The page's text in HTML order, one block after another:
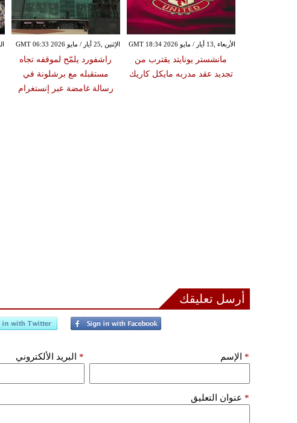
الإثنين ,25 أيار / مايو GMT 06:33 2026
راشفورد يلمّح لموقفه تجاه
مستقبله مع برشلونة في
رسالة غامضة عبر إنستغرام
الأربعاء ,13 أيار / مايو GMT 18:34 2026
مانشستر يونايتد يقترب من
تجديد عقد مدربه مايكل كاريك
أرسل تعليقك
الإسم * البريد الألكتروني *
عنوان التعليق *